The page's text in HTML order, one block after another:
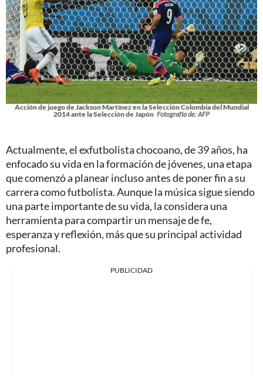
Acción de juego de Jackson Martínez en la Selección Colombia del Mundial
2014 ante la Selección de Japón Fotografía de: AFP
Actualmente, el exfutbolista chocoano, de 39 años, ha
enfocado su vida en la formación de jóvenes, una etapa
que comenzó a planear incluso antes de poner fin a su
carrera como futbolista. Aunque la música sigue siendo
una parte importante de su vida, la considera una
herramienta para compartir un mensaje de fe,
esperanza y reflexión, más que su principal actividad
profesional.
PUBLICIDAD